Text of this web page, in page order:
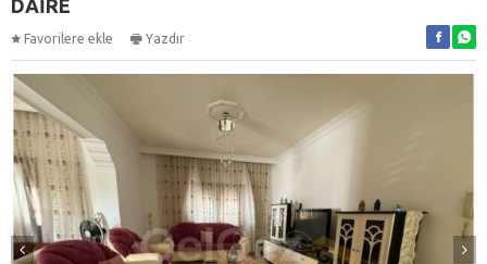
DAİRE
Favorilere ekle Yazdır